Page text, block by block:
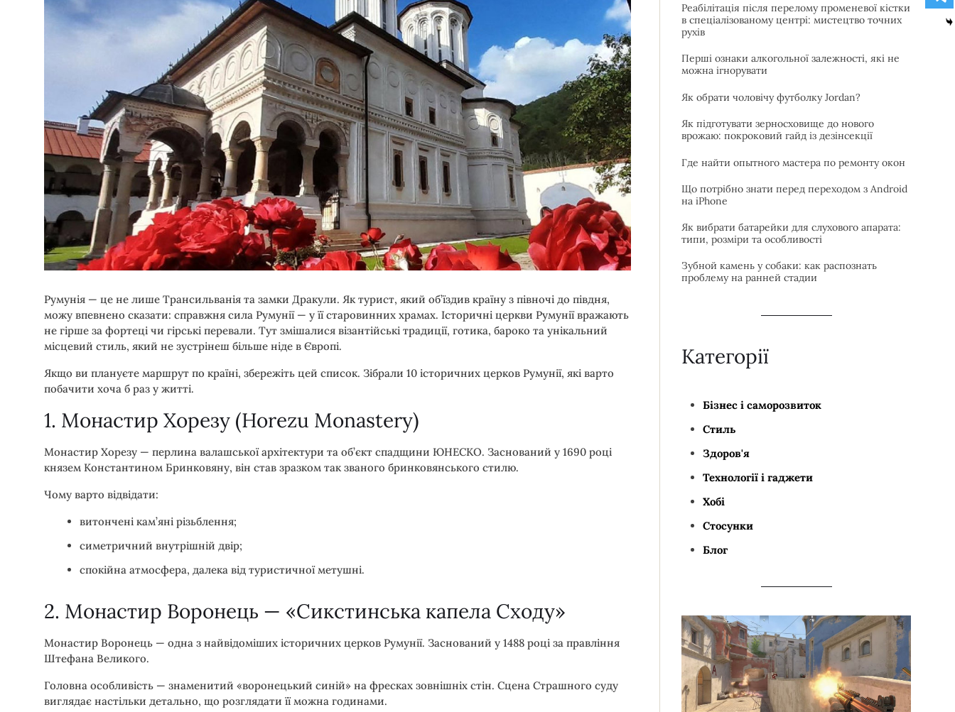
Румунія — це не лише Трансильванія та замки Дракули. Як турист, який об’їздив країну з півночі до півдня,
можу впевнено сказати: справжня сила Румунії — у її старовинних храмах. Історичні церкви Румунії вражають
не гірше за фортеці чи гірські перевали. Тут змішалися візантійські традиції, готика, бароко та унікальний
місцевий стиль, який не зустрінеш більше ніде в Європі.
Якщо ви плануєте маршрут по країні, збережіть цей список. Зібрали 10 історичних церков Румунії, які варто
побачити хоча б раз у житті.
1. Монастир Хорезу (Horezu Monastery)
Монастир Хорезу — перлина валашської архітектури та об’єкт спадщини ЮНЕСКО. Заснований у 1690 році
князем Константином Бринковяну, він став зразком так званого бринковянського стилю.
Чому варто відвідати:
витончені кам’яні різьблення;
симетричний внутрішній двір;
спокійна атмосфера, далека від туристичної метушні.
2. Монастир Воронець — «Сикстинська капела Сходу»
Монастир Воронець — одна з найвідоміших історичних церков Румунії. Заснований у 1488 році за правління
Штефана Великого.
Головна особливість — знаменитий «воронецький синій» на фресках зовнішніх стін. Сцена Страшного суду
виглядає настільки детально, що розглядати її можна годинами.
Реабілітація після перелому променевої кістки
в спеціалізованому центрі: мистецтво точних
рухів
Перші ознаки алкогольної залежності, які не
можна ігнорувати
Як обрати чоловічу футболку Jordan?
Як підготувати зерносховище до нового
врожаю: покроковий гайд із дезінсекції
Где найти опытного мастера по ремонту окон
Що потрібно знати перед переходом з Android
на iPhone
Як вибрати батарейки для слухового апарата:
типи, розміри та особливості
Зубной камень у собаки: как распознать
проблему на ранней стадии
Категорії
Бізнес і саморозвиток
Стиль
Здоров'я
Технології і гаджети
Хобі
Стосунки
Блог